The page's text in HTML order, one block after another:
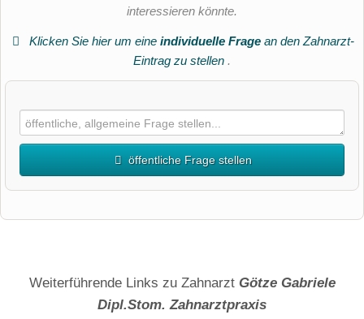
interessieren könnte.
Klicken Sie hier um eine individuelle Fragean den Zahnarzt-
Eintrag zu stellen .
öffentliche Frage stellen
Weiterführende Links zu Zahnarzt Götze Gabriele
Dipl.Stom. Zahnarztpraxis